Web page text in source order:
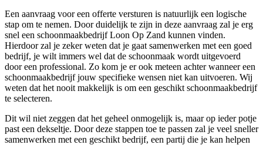
Een aanvraag voor een offerte versturen is natuurlijk een logische
stap om te nemen. Door duidelijk te zijn in deze aanvraag zal je erg
snel een schoonmaakbedrijf Loon Op Zand kunnen vinden.
Hierdoor zal je zeker weten dat je gaat samenwerken met een goed
bedrijf, je wilt immers wel dat de schoonmaak wordt uitgevoerd
door een professional. Zo kom je er ook meteen achter wanneer een
schoonmaakbedrijf jouw specifieke wensen niet kan uitvoeren. Wij
weten dat het nooit makkelijk is om een geschikt schoonmaakbedrijf
te selecteren.
Dit wil niet zeggen dat het geheel onmogelijk is, maar op ieder potje
past een dekseltje. Door deze stappen toe te passen zal je veel sneller
samenwerken met een geschikt bedrijf, een partij die je kan helpen